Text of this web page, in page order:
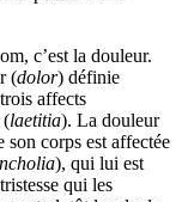
c’est la douleur.
(dolor) définie
affects
(laetitia). La douleur
son corps est affectée
), qui lui est
qui les